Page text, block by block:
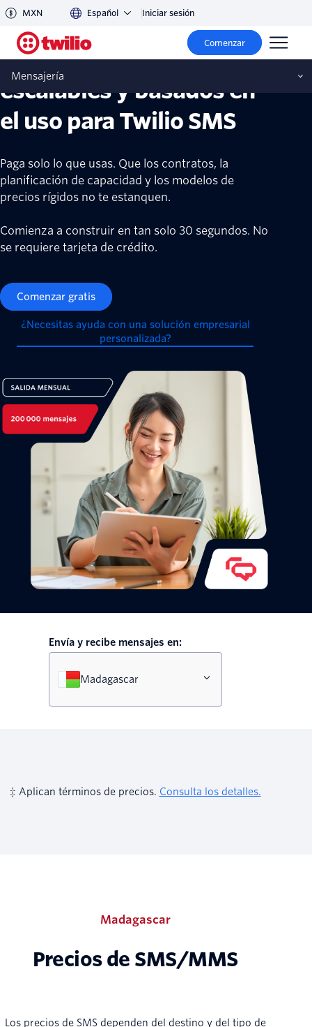
MXN Español Iniciar sesión
Comenzar
Mensajería
Precios transparentes,
escalables y basados en
el uso para Twilio SMS
Paga solo lo que usas. Que los contratos, la
planificación de capacidad y los modelos de
precios rígidos no te estanquen.
Comienza a construir en tan solo 30 segundos. No
se requiere tarjeta de crédito.
Comenzar gratis
¿Necesitas ayuda con una solución empresarial
personalizada?
Envía y recibe mensajes en:
Madagascar
‡ Aplican términos de precios. Consulta los detalles.
Madagascar
Precios de SMS/MMS
Los precios de SMS dependen del destino y del tipo de